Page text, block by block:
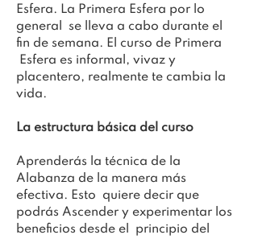
Esfera. La Primera Esfera por lo
general  se lleva a cabo durante el
fin de semana. El curso de Primera
Esfera es informal, vivaz y
placentero, realmente te cambia la
vida.
La estructura básica del curso
Aprenderás la técnica de la
Alabanza de la manera más
efectiva. Esto  quiere decir que
podrás Ascender y experimentar los
beneficios desde el  principio del